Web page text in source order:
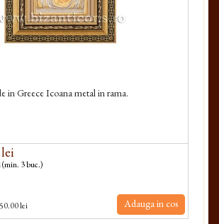
in Greece Icoana metal in rama.
(min. 3 buc.)
lei Adauga in cos